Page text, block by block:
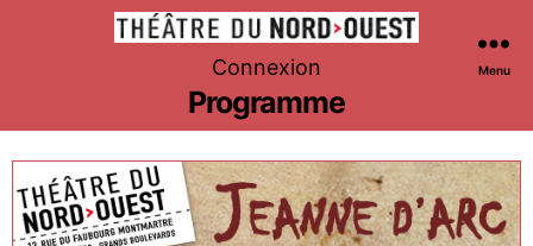
Théâtre
du
Nord-
Ouest
Connexion Menu
Programme